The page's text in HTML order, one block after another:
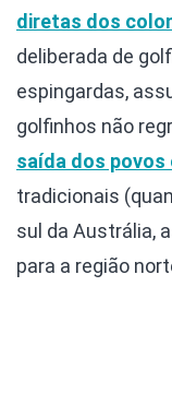
diretas dos
deliberada de
espingardas,
golfinhos não
saída dos povos
tradicionais
sul da Austrália,
para a região